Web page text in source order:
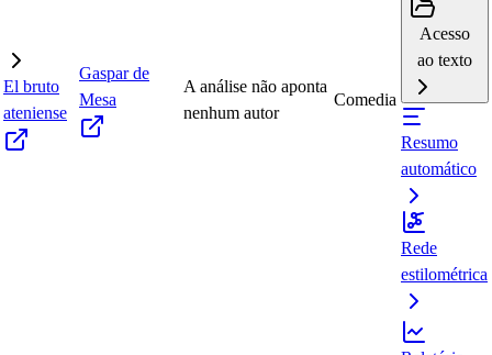
El bruto
ateniense
Gaspar de
Mesa
A análise não aponta
nenhum autor
Comedia
Acesso
ao texto
Resumo
automático
Rede
estilométrica